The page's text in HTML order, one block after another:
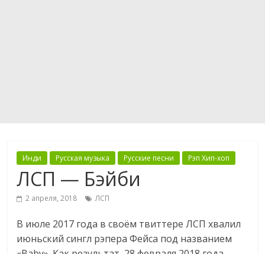
Инди Русская музыка Русские песни Рэп Хип-хоп
ЛСП — Бэйби
2 апреля, 2018 ЛСП
В июле 2017 года в своём твиттере ЛСП хвалил
июньский сингл рэпера Фейса под названием